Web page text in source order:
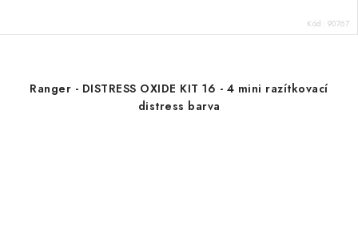
Kód: 90767
Ranger - DISTRESS OXIDE KIT 16 - 4 mini razítkovací
distress barva